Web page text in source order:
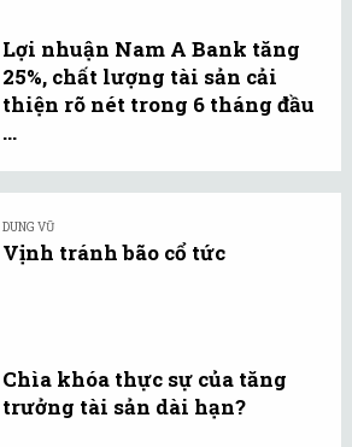
Lợi nhuận Nam A Bank tăng
25%, chất lượng tài sản cải
thiện rõ nét trong 6 tháng đầu
...
DUNG VŨ
Vịnh tránh bão cổ tức
Chìa khóa thực sự của tăng
trưởng tài sản dài hạn?